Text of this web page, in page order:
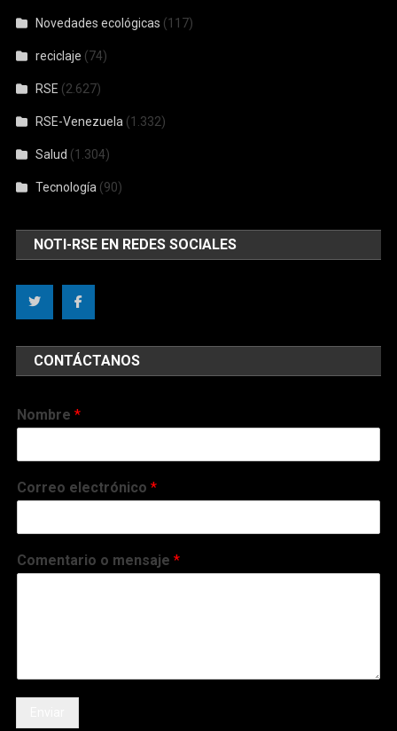
Novedades ecológicas (117)
reciclaje (74)
RSE (2.627)
RSE-Venezuela (1.332)
Salud (1.304)
Tecnología (90)
NOTI-RSE EN REDES SOCIALES
CONTÁCTANOS
Nombre*
Correo electrónico*
Comentario o mensaje*